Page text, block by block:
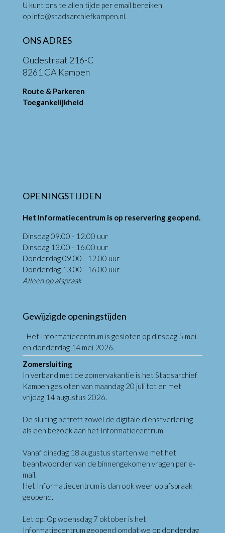
U kunt ons te allen tijde per email bereiken
op info@stadsarchiefkampen.nl.
ONS ADRES
Oudestraat 216-C
8261 CA Kampen
Route & Parkeren
Toegankelijkheid
OPENINGSTIJDEN
Het Informatiecentrum is op reservering geopend.
Dinsdag 09.00 - 12.00 uur
Dinsdag 13.00 - 16.00 uur
Donderdag 09.00 - 12.00 uur
Donderdag 13.00 - 16.00 uur
Alleen op afspraak
Gewijzigde openingstijden
- Het Informatiecentrum is gesloten op dinsdag 5 mei
en donderdag 14 mei 2026.
Zomersluiting
In verband met de zomervakantie is het Stadsarchief
Kampen gesloten van maandag 20 juli tot en met
vrijdag 14 augustus 2026.
De sluiting betreft zowel de digitale dienstverlening
als een bezoek aan het Informatiecentrum.
Vanaf dinsdag 18 augustus starten we met het
beantwoorden van de binnengekomen vragen per e-
mail.
Het Informatiecentrum is dan ook weer op afspraak
geopend.
Let op: Op woensdag 7 oktober is het
Informatiecentrum geopend omdat we op donderdag